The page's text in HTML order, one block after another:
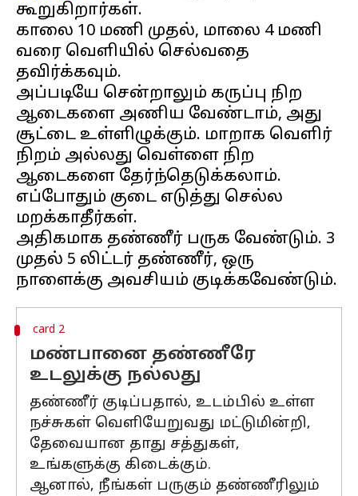
கூறுகிறார்கள்.
காலை 10 மணி முதல், மாலை 4 மணி
வரை வெளியில் செல்வதை
தவிர்க்கவும்.
அப்படியே சென்றாலும் கருப்பு நிற
ஆடைகளை அணிய வேண்டாம், அது
சூட்டை உள்ளிழுக்கும். மாறாக வெளிர்
நிறம் அல்லது வெள்ளை நிற
ஆடைகளை தேர்ந்தெடுக்கலாம்.
எப்போதும் குடை எடுத்து செல்ல
மறக்காதீர்கள்.
அதிகமாக தண்ணீர் பருக வேண்டும். 3
முதல் 5 லிட்டர் தண்ணீர், ஒரு
card 2
மண்பானை தண்ணீரே
உடலுக்கு நல்லது
தண்ணீர் குடிப்பதால், உடம்பில் உள்ள
நச்சுகள் வெளியேறுவது மட்டுமின்றி,
தேவையான தாது சத்துகள்,
உங்களுக்கு கிடைக்கும்.
ஆனால், நீங்கள் பருகும் தண்ணீரிலும்